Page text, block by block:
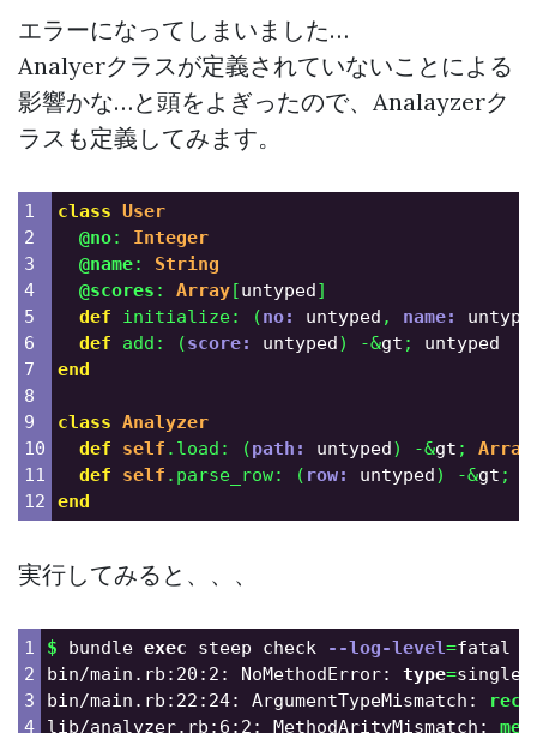
エラーになってしまいました…
Analyerクラスが定義されていないことによる
影響かな…と頭をよぎったので、Analayzerク
ラスも定義してみます。
1
2
3
4
5
6
7
8
9
10
11
class User
@no:
Integer
@name:
String
@scores : Array[untyped]
def
initialize: (no: untyped , name:
def
add : (score: untyped) -&gt ;
untyped
end
class Analyzer
def
self . load : (path: untyped) -&gt ; Array
def
self . parse_row: ( row: untyped) -&gt ;
end
実行してみると、、、
1
2
3
4
$ bundle exec steep check --log-level=fatal
bin/main.rb:20:2: NoMethodError: type=
bin/main.rb:22:24: ArgumentTypeMismatch:
lib/analyzer.rb:6:2: MethodArityMismatch: